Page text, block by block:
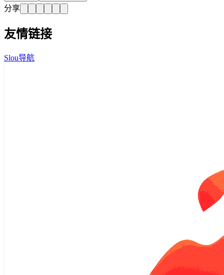
分享
友情链接
Slou导航